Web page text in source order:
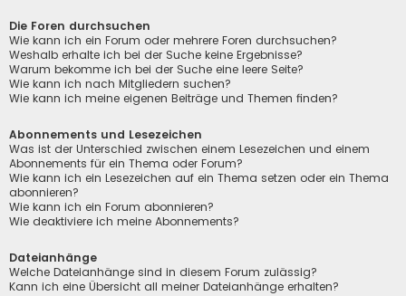
Die Foren durchsuchen
Wie kann ich ein Forum oder mehrere Foren durchsuchen?
Weshalb erhalte ich bei der Suche keine Ergebnisse?
Warum bekomme ich bei der Suche eine leere Seite?
Wie kann ich nach Mitgliedern suchen?
Wie kann ich meine eigenen Beiträge und Themen finden?
Abonnements und Lesezeichen
Was ist der Unterschied zwischen einem Lesezeichen und einem
Abonnements für ein Thema oder Forum?
Wie kann ich ein Lesezeichen auf ein Thema setzen oder ein Thema
abonnieren?
Wie kann ich ein Forum abonnieren?
Wie deaktiviere ich meine Abonnements?
Dateianhänge
Welche Dateianhänge sind in diesem Forum zulässig?
Kann ich eine Übersicht all meiner Dateianhänge erhalten?